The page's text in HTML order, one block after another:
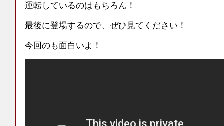
運転しているのはもちろん！
最後に登場するので、ぜひ見てください！
今回のも面白いよ！